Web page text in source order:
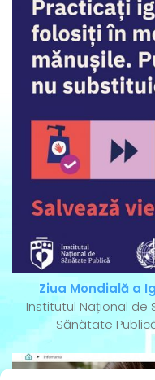
Ziua Mondială a
Institutul Național de
Sănătate